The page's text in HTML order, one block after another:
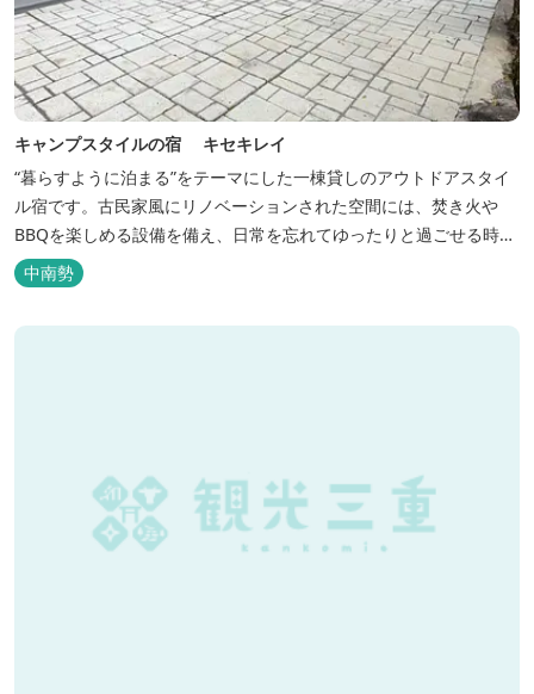
キャンプスタイルの宿 キセキレイ
“暮らすように泊まる”をテーマにした一棟貸しのアウトドアスタイ
ル宿です。古民家風にリノベーションされた空間には、焚き火や
BBQを楽しめる設備を備え、日常を忘れてゆったりと過ごせる時間
が広がります。ペット同伴も可能で、愛犬と一緒に自然を満喫でき
るのも魅力です。 【営業時間】 チェックイン 15：00（早めのチ
ェックインご希望は予約時に要相談） チェックアウト 9：00
中南勢